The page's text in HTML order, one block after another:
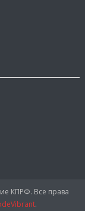
КПРФ. Все права
.